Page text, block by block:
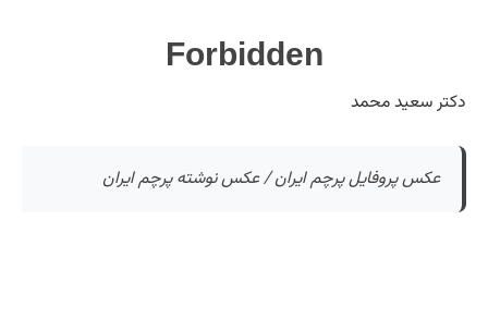
دکتر سعید محمد
عکس پروفایل پرچم ایران / عکس نوشته پرچم ایران